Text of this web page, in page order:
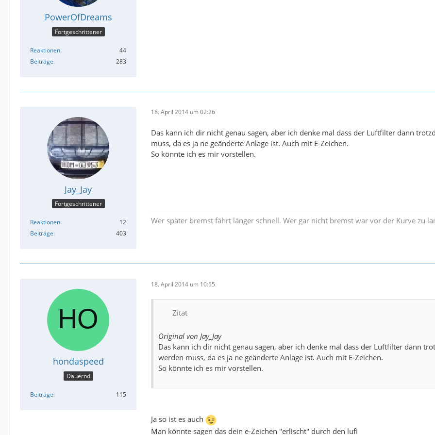
PowerOfDreams
Fortgeschrittener
Reaktionen
44
Beiträge
283
Jay_Jay
Fortgeschrittener
Reaktionen
12
Beiträge
403
18. April 2014 um 02:26
Das kann ich dir nicht genau sagen, aber ich denke mal dass der Luftfilter dann
muss, da es ja ne geänderte Anlage ist. Auch mit E-Zeichen.
So könnte ich es mir vorstellen.
Wer später bremst fährt länger schnell. Wer gar nicht bremst war vor der Kurve zu
hondaspeed
Dauernd
Beiträge 115
18. April 2014 um 10:55
Zitat
Original von Jay_Jay
Das kann ich dir nicht genau sagen, aber ich denke mal dass der Luftfilter dann
werden muss, da es ja ne geänderte Anlage ist. Auch mit E-Zeichen.
So könnte ich es mir vorstellen.
Ja so ist es auch
Man könnte sagen das dein e-Zeichen "erlischt" durch den lufi